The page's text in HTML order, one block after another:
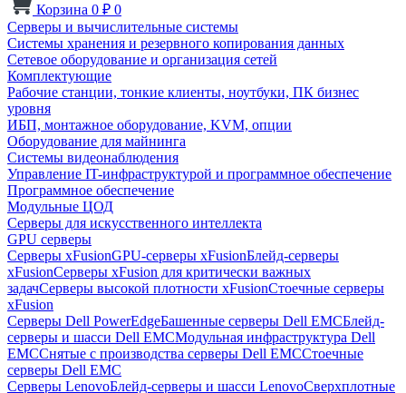
Корзина 0 ₽ 0
Серверы и вычислительные системы
Системы хранения и резервного копирования данных
Сетевое оборудование и организация сетей
Комплектующие
Рабочие станции, тонкие клиенты, ноутбуки, ПК бизнес
уровня
ИБП, монтажное оборудование, KVM, опции
Оборудование для майнинга
Системы видеонаблюдения
Управление IT-инфраструктурой и программное обеспечение
Программное обеспечение
Модульные ЦОД
Серверы для искусственного интеллекта
GPU серверы
Серверы xFusionGPU-серверы xFusionБлейд-серверы
xFusionСерверы xFusion для критически важных
задачСерверы высокой плотности xFusionСтоечные серверы
xFusion
Серверы Dell PowerEdgeБашенные серверы Dell EMCБлейд-
серверы и шасси Dell EMCМодульная инфраструктура Dell
EMCСнятые с производства серверы Dell EMCСтоечные
серверы Dell EMC
Серверы LenovoБлейд-серверы и шасси LenovoСверхплотные